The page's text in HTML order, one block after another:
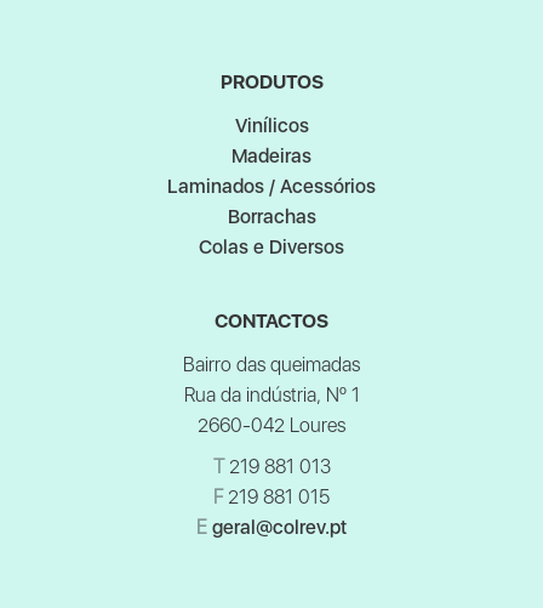
PRODUTOS
Vinílicos
Madeiras
Laminados / Acessórios
Borrachas
Colas e Diversos
CONTACTOS
Bairro das queimadas
Rua da indústria, Nº 1
2660-042 Loures
T219 881 013
F219 881 015
E geral@colrev.pt